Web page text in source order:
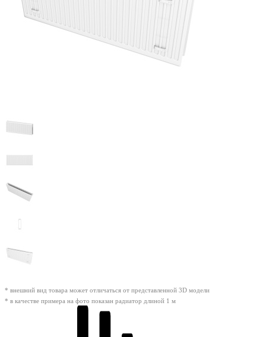
* внешний вид товара может отличаться от представленной 3D модели
* в качестве примера на фото показан радиатор длиной 1 м